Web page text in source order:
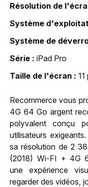
Résolution de
Système
Système de
Série
iPad Pro
Taille de l'écran
Recommerce vous
4G 64 Go argent
polyvalent conçu
utilisateurs
sa résolution de 2
(2018) Wi-FI + 4G
une expérience
regarder des vidéos,